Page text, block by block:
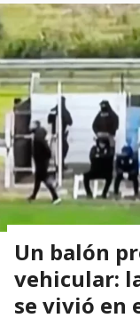
Un balón
vehicular:
se vivió en